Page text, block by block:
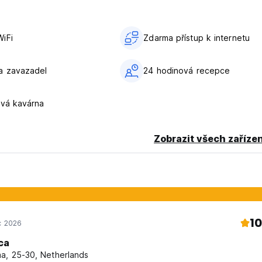
autorizaci vaší karty.
hygienická opatření, abychom Vás mohli přivítat v co nejlepších
opatření související s COVID19
Zdarma přístup k internetu
zavazadel 24 hodinová recepce
kavárna
Zobrazit všech
2026 10
25-30, Netherlands